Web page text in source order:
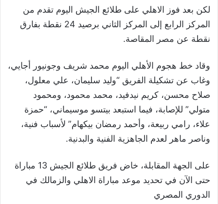
لكن بعد فوز الاهلي على طلائع الجيش اليوم تقدم من
المركز الرابع إلى المركز الثاني برصيد 24 نقطة بفارق
نقطة عن مصر المقاصة.
وقاد خط هجوم الأهلي اليوم محمد شريف وجونيور أجايي،
وغاب عن تشكيلة الفريق “وليد سليمان، علي معلول،
صلاح محسن، كريم نيدفيد، محمد محمود، ومحمود
متولي” للإصابة، فيما استبعد بيتسو موسيماني، “حمزة
علاء، رامي ربيعة، وأحمد رمضان بيكهام” لأسباب فنية،
وناصر ماهر لعدم الجاهزية الفنية والبدنية.
على الجهة المقابلة، خاض فريق طلائع الجيش 13 مباراة
حتى الآن في تحديد موعد مباراة الاهلي والزمالك في
الدوري المصري